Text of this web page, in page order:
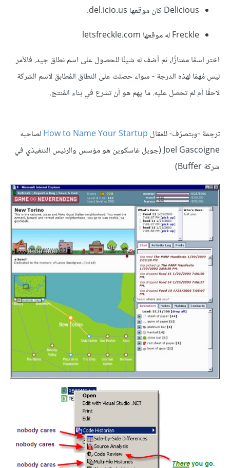
Delicious كان موقعها del.icio.us.
Freckle له موقعها letsfreckle.com
اختر اسمًا ممتازًا، ثم أضف له شيئًا للحصول على اسم نطاق جيد. فالأمر
ليس مُهمّا لهذه الدرجة - سواء حصلت على النطاق المُطابق لاسم الشركة
لاحقًا أم لم تحصل عليه. ما يهم هو أن تشرع في بناء المُنتج.
ترجمة -وبتصرّف- للمقال How to Name Your Startupلصاحبه
Joel Gascoigne (جويل غاسكوين هو مؤسس والرئيس التنفيذي في
شركة Buffer)